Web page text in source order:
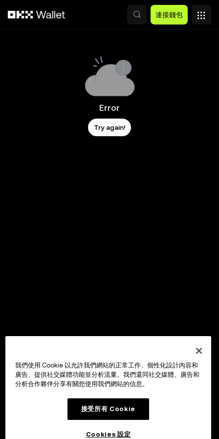
連接錢包
Error
Try again!
我們使用 Cookie 以允許我們網站的正常工作、個性化設計內容和
廣告、提供社交媒體功能並分析流量。我們還同社交媒體、廣告和
分析合作夥伴分享有關您使用我們網站的信息。
接受所有 Cookie
Cookies 設定